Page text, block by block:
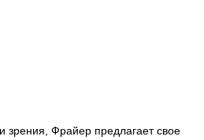
зрения, Фрайер предлагает свое